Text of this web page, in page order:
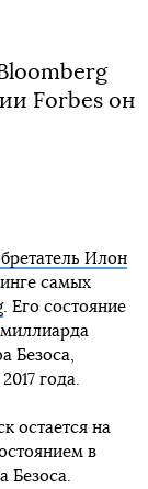
Forbes он
Илон
самых
. Его состояние
миллиарда
Безоса,
года.
остается на
в
Безоса.